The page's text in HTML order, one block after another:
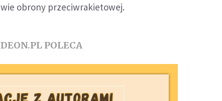
obrony przeciwrakietowej.
DEON.PL POLECA